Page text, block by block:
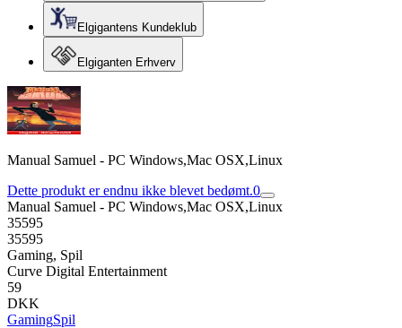
Elgigantens Kundeklub
Elgiganten Erhverv
Manual Samuel - PC Windows,Mac OSX,Linux
Dette produkt er endnu ikke blevet bedømt.0
Manual Samuel - PC Windows,Mac OSX,Linux
35595
35595
Gaming, Spil
Curve Digital Entertainment
59
DKK
GamingSpil